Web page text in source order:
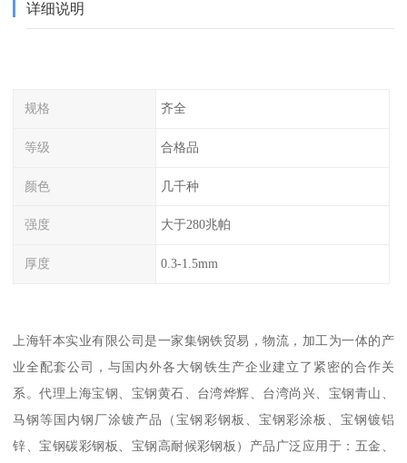
详细说明
规格 齐全
等级 合格品
颜色 几千种
强度 大于280兆帕
厚度 0.3-1.5mm
上海轩本实业有限公司是一家集钢铁贸易，物流，加工为一体的产
业全配套公司，与国内外各大钢铁生产企业建立了紧密的合作关
系。代理上海宝钢、宝钢黄石、台湾烨辉、台湾尚兴、宝钢青山、
马钢等国内钢厂涂镀产品（宝钢彩钢板、宝钢彩涂板、宝钢镀铝
锌、宝钢碳彩钢板、宝钢高耐候彩钢板）产品广泛应用于：五金、